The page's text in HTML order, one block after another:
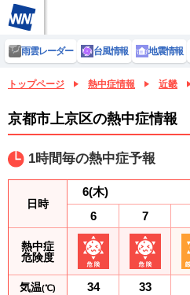
雨雲レーダー 台風情報 地震情報
トップページ 熱中症情報 近畿
京都市上京区の熱中症情報
1時間毎の熱中症予報
日時
熱中症
危険度
気温(℃)
6(木)
6
34
7
33